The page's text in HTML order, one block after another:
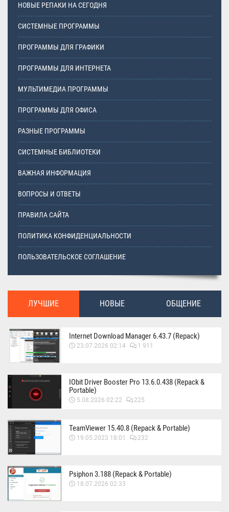
НОВЫЕ РЕПАКИ НА СЕГОДНЯ
СИСТЕМНЫЕ ПРОГРАММЫ
ПРОГРАММЫ ДЛЯ ГРАФИКИ
ПРОГРАММЫ ДЛЯ ИНТЕРНЕТА
МУЛЬТИМЕДИА ПРОГРАММЫ
ПРОГРАММЫ ДЛЯ ОФИСА
РАЗНЫЕ ПРОГРАММЫ
СИСТЕМНЫЕ БИБЛИОТЕКИ
ВАЖНАЯ ИНФОРМАЦИЯ
ВОПРОСЫ И ОТВЕТЫ
ПРАВИЛА САЙТА
ПОЛИТИКА КОНФИДЕНЦИАЛЬНОСТИ
ПОЛЬЗОВАТЕЛЬСКОЕ СОГЛАШЕНИЕ
ЛУЧШИЕ НОВЫЕ ОБЩЕНИЕ
Internet Download Manager 6.43.7 (Repack)
23.07.2026 02:14 1 911
IObit Driver Booster Pro 13.6.0.438 (Repack &
Portable)
5.08.2026 02:22 225
TeamViewer 15.40.8 (Repack & Portable)
19.05.2023 18:01 232
Psiphon 3.188 (Repack & Portable)
18.07.2026 02:33